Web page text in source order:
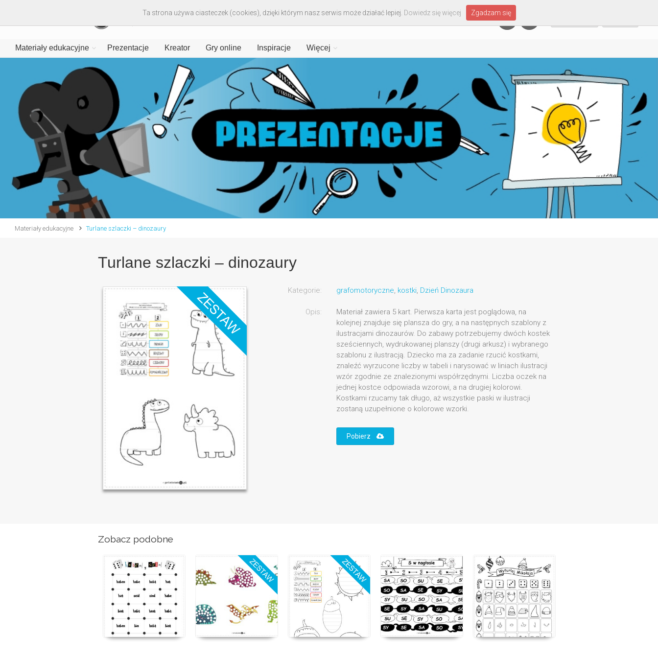
Materiały edukacyjne Prezentacje Kreator Gry online Inspiracje Więcej
Materiały edukacyjne Turlane szlaczki – dinozaury
Turlane szlaczki – dinozaury
Kategorie: grafomotoryczne, kostki, Dzień Dinozaura
Opis:
Materiał zawiera 5 kart. Pierwsza karta jest poglądowa, na
kolejnej znajduje się plansza do gry, a na następnych szablony z
ilustracjami dinozaurów. Do zabawy potrzebujemy dwóch kostek
sześciennych, wydrukowanej planszy (drugi arkusz) i wybranego
szablonu z ilustracją. Dziecko ma za zadanie rzucić kostkami,
znaleźć wyrzucone liczby w tabeli i narysować w liniach ilustracji
wzór zgodnie ze znalezionymi współrzędnymi. Liczba oczek na
jednej kostce odpowiada wzorowi, a na drugiej kolorowi.
Kostkami rzucamy tak długo, aż wszystkie paski w ilustracji
zostaną uzupełnione o kolorowe wzorki.
Pobierz
Zobacz podobne
Ta strona używa ciasteczek (cookies), dzięki którym nasz serwis może działać lepiej. Dowiedz się więcej Zgadzam się